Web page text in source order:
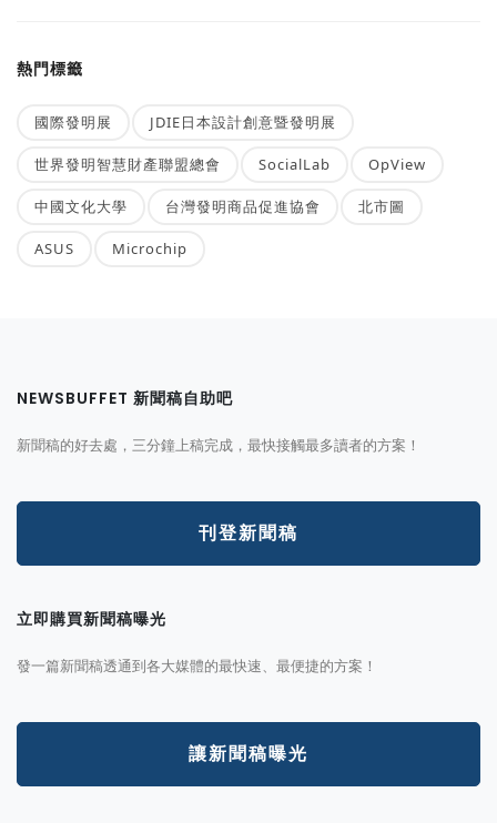
熱門標籤
國際發明展 JDIE日本設計創意暨發明展
世界發明智慧財產聯盟總會 SocialLab OpView
中國文化大學 台灣發明商品促進協會 北市圖
ASUS Microchip
NEWSBUFFET 新聞稿自助吧
新聞稿的好去處，三分鐘上稿完成，最快接觸最多讀者的方案！
刊登新聞稿
立即購買新聞稿曝光
發一篇新聞稿透通到各大媒體的最快速、最便捷的方案！
讓新聞稿曝光